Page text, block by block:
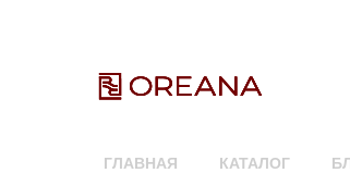
ГЛАВНАЯ КАТАЛОГ